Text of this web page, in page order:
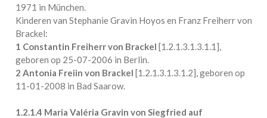
1971 in München.
Kinderen van Stephanie Gravin Hoyos en Franz Freiherr von
Brackel:
1 Constantin Freiherr von Brackel [1.2.1.3.1.3.1.1 ],
geboren op 25-07-2006 in Berlin.
2 Antonia Freiin von Brackel [1.2.1.3.1.3.1.2], geboren op
11-01-2008 in Bad Saarow.
1.2.1.4 Maria Valéria Gravin von Siegfried auf